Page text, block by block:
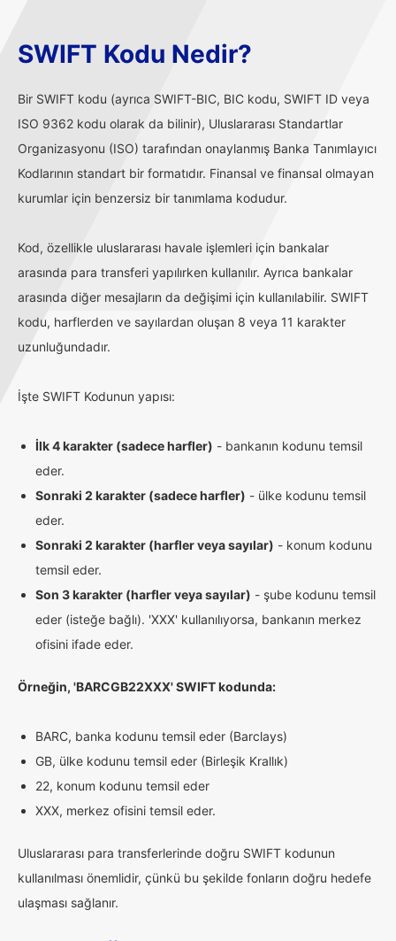
SWIFT Kodu Nedir?
Bir SWIFT kodu (ayrıca SWIFT-BIC, BIC kodu, SWIFT ID veya
ISO 9362 kodu olarak da bilinir), Uluslararası Standartlar
Organizasyonu (ISO) tarafından onaylanmış Banka Tanımlayıcı
Kodlarının standart bir formatıdır. Finansal ve finansal olmayan
kurumlar için benzersiz bir tanımlama kodudur.
Kod, özellikle uluslararası havale işlemleri için bankalar
arasında para transferi yapılırken kullanılır. Ayrıca bankalar
arasında diğer mesajların da değişimi için kullanılabilir. SWIFT
kodu, harflerden ve sayılardan oluşan 8 veya 11 karakter
uzunluğundadır.
İşte SWIFT Kodunun yapısı:
İlk 4 karakter (sadece harfler) - bankanın kodunu temsil
eder.
Sonraki 2 karakter (sadece harfler) - ülke kodunu temsil
eder.
Sonraki 2 karakter (harfler veya sayılar) - konum kodunu
temsil eder.
Son 3 karakter (harfler veya sayılar) - şube kodunu temsil
eder (isteğe bağlı). 'XXX' kullanılıyorsa, bankanın merkez
ofisini ifade eder.
Örneğin, 'BARCGB22XXX' SWIFT kodunda:
BARC, banka kodunu temsil eder (Barclays)
GB, ülke kodunu temsil eder (Birleşik Krallık)
22, konum kodunu temsil eder
XXX, merkez ofisini temsil eder.
Uluslararası para transferlerinde doğru SWIFT kodunun
kullanılması önemlidir, çünkü bu şekilde fonların doğru hedefe
ulaşması sağlanır.